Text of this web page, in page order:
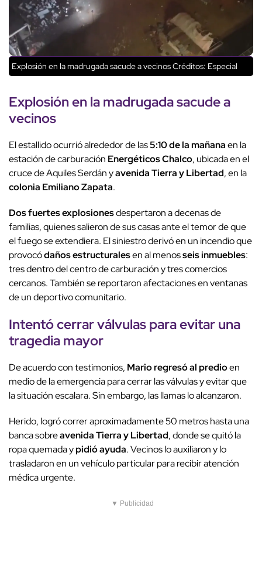
Explosión en la madrugada sacude a vecinosCréditos: Especial
Explosión en la madrugada sacude a
vecinos
El estallido ocurrió alrededor de las5:10 de la mañanaen la
estación de carburación Energéticos Chalco, ubicada en el
cruce de Aquiles Serdán yavenida Tierra y Libertad, en la
colonia Emiliano Zapata.
Dos fuertes explosionesdespertaron a decenas de
familias, quienes salieron de sus casas ante el temor de que
el fuego se extendiera. El siniestro derivó en un incendio que
provocódaños estructuralesen al menosseis inmuebles:
tres dentro del centro de carburación y tres comercios
cercanos. También se reportaron afectaciones en ventanas
de un deportivo comunitario.
Intentócerrar válvulaspara evitar una
tragedia mayor
De acuerdo con testimonios, Marioregresó al predioen
medio de la emergencia para cerrar las válvulas y evitar que
la situación escalara. Sin embargo, las llamas lo alcanzaron.
Herido, logró correr aproximadamente 50 metros hasta una
banca sobreavenida Tierra y Libertad, donde se quitó la
ropa quemada ypidió ayuda. Vecinos lo auxiliaron y lo
trasladaron en un vehículo particular para recibir atención
médica urgente.
▼ Publicidad